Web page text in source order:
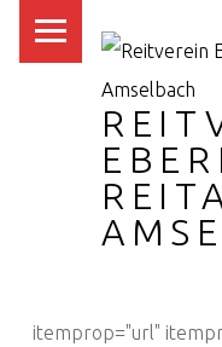
itemprop="url"